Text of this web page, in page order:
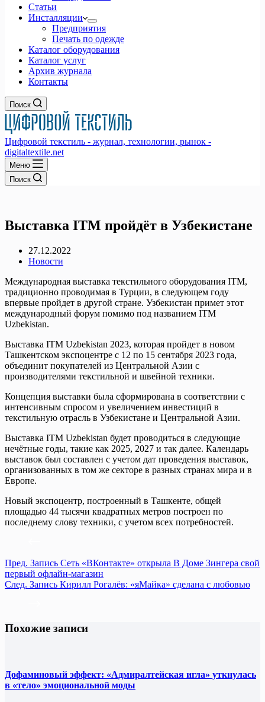
Статьи
Инсталляции
Предприятия
Печать по одежде
Каталог оборудования
Каталог услуг
Архив журнала
Контакты
Поиск
Цифровой текстиль - журнал, технологии, рынок -
digitaltextile.net
Меню
Поиск
Выставка ITM пройдёт в Узбекистане
27.12.2022
Новости
Международная выставка текстильного оборудования ITM,
традиционно проводимая в Турции, в следующем году
впервые пройдет в другой стране. Узбекистан примет этот
международный форум помимо под названием ITM
Uzbekistan.
Выставка ITM Uzbekistan 2023, которая пройдет в новом
Ташкентском экспоцентре с 12 по 15 сентября 2023 года,
объединит покупателей из Центральной Азии с
производителями текстильной и швейной техники.
Концепция выставки была сформирована в соответствии с
интенсивным спросом и увеличением инвестиций в
текстильную отрасль в Узбекистане и Центральной Азии.
Выставка ITM Uzbekistan будет проводиться в следующие
нечётные годы, такие как 2025, 2027 и так далее. Календарь
выставок был составлен с учетом дат проведения выставок,
организованных в том же секторе в разных странах мира и в
Европе.
Новый экспоцентр, построенный в Ташкенте, общей
площадью 44 тысячи квадратных метров построен по
последнему слову техники, с учетом всех потребностей.
Пред. Запись Сеть «ВКонтакте» открыла В Доме Зингера свой
первый офлайн-магазин
След. Запись Кирилл Рогалёв: «яМайка» сделана с любовью
Похожие записи
Дофаминовый эффект: «Адмиралтейская игла» уткнулась
в «тело» эмоциональной моды